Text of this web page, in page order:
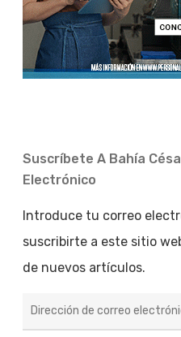
Suscríbete A Bahía
Electrónico
Introduce tu correo
suscribirte a este sitio
de nuevos artículos.
de